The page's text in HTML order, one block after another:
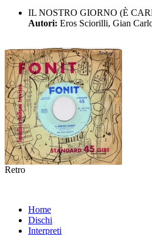
IL NOSTRO GIORNO (È
Autori: Eros Sciorilli, Gian
Retro
Home
Dischi
Interpreti